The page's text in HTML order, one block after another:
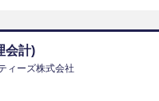
会計)
ィーズ株式会社